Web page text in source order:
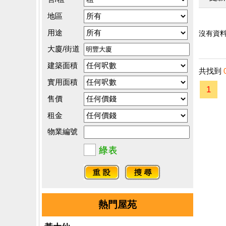
地區
用途
大廈/街道
建築面積
實用面積
售價
租金
物業編號
熱門屋苑
沒有資料
共找到
1